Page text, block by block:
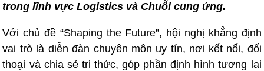
trong lĩnh vực Logistics và Chuỗi cung ứng.
Với chủ đề “Shaping the Future”, hội nghị khẳng định
vai trò là diễn đàn chuyên môn uy tín, nơi kết nối, đối
thoại và chia sẻ tri thức, góp phần định hình tương lai